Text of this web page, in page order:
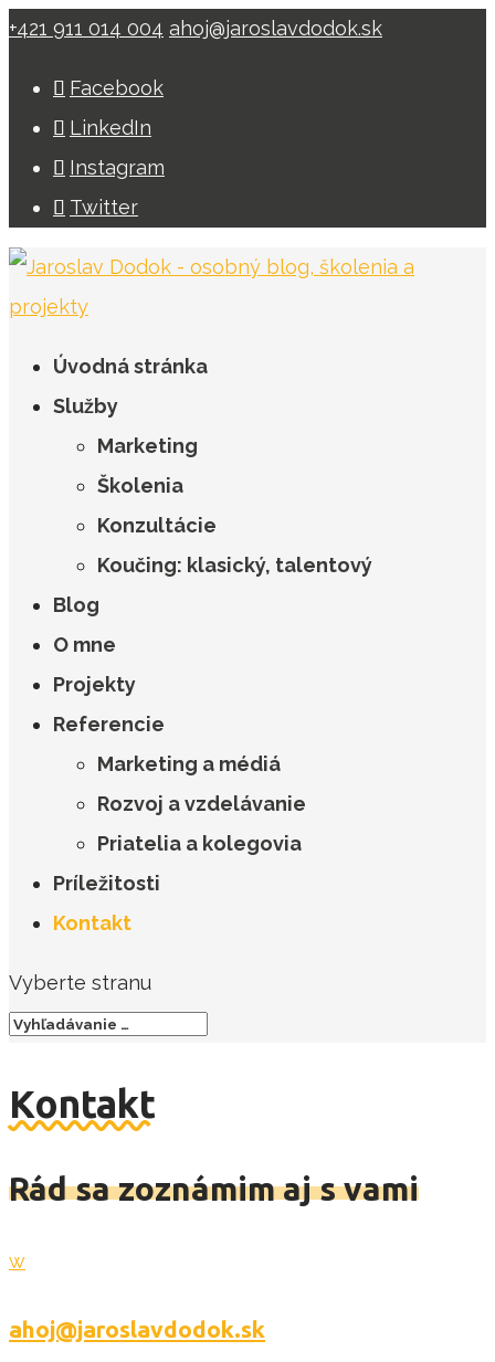
+421 911 014 004 ahoj@jaroslavdodok.sk
Facebook
LinkedIn
Instagram
Twitter
Úvodná stránka
Služby
Marketing
Školenia
Konzultácie
Koučing: klasický, talentový
Blog
O mne
Projekty
Referencie
Marketing a médiá
Rozvoj a vzdelávanie
Priatelia a kolegovia
Príležitosti
Kontakt
Vyberte stranu
Kontakt
Rád sa zoznámim aj s vami
w
ahoj@jaroslavdodok.sk